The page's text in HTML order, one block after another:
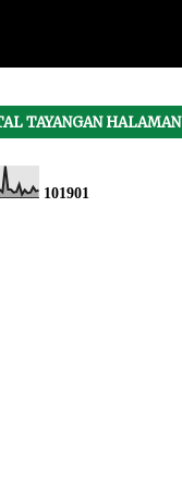
TAYANGAN HALAMAN
101901